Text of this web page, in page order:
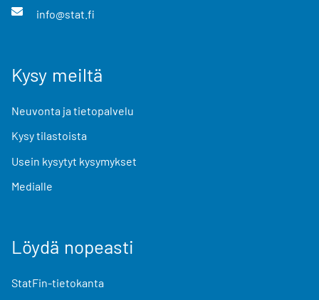
info@stat.fi
Kysy meiltä
Neuvonta ja tietopalvelu
Kysy tilastoista
Usein kysytyt kysymykset
Medialle
Löydä nopeasti
StatFin-tietokanta